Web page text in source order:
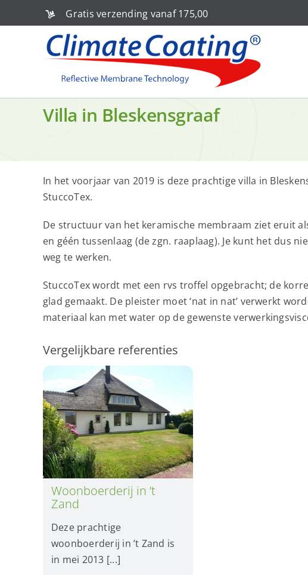
naar
Gratis verzending vanaf 175,00
Villa in Bleskensgraaf
In het voorjaar van 2019 is deze prachtige villa in
StuccoTex.
De structuur van het keramische membraam ziet eruit
en géén tussenlaag (de zgn. raaplaag). Je kunt het dus
weg te werken.
StuccoTex wordt met een rvs troffel opgebracht; de
glad gemaakt. De pleister moet ‘nat in nat’ verwerkt
materiaal kan met water op de gewenste
Vergelijkbare referenties
Woonboerderij in ’t
Zand
Deze prachtige
woonboerderij in ’t Zand is
in mei 2013 [...]